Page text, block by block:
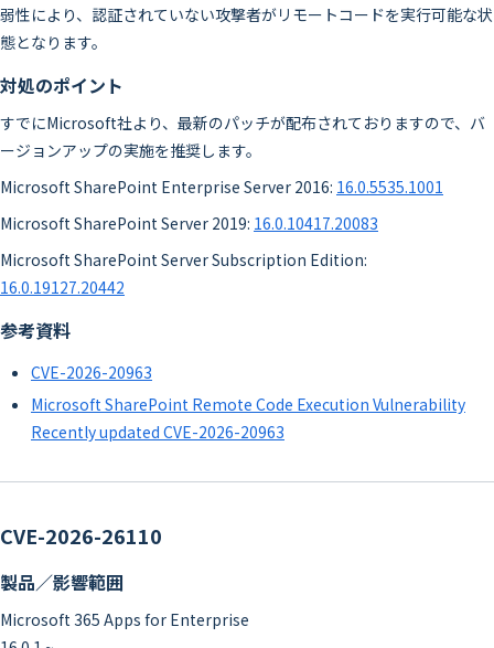
弱性により、認証されていない攻撃者がリモートコードを実行可能な状
態となります。
対処のポイント
すでにMicrosoft社より、最新のパッチが配布されておりますので、バ
ージョンアップの実施を推奨します。
Microsoft SharePoint Enterprise Server 2016: 16.0.5535.1001
Microsoft SharePoint Server 2019: 16.0.10417.20083
Microsoft SharePoint Server Subscription Edition:
16.0.19127.20442
参考資料
CVE-2026-20963
Microsoft SharePoint Remote Code Execution Vulnerability
Recently updated CVE-2026-20963
CVE-2026-26110
製品／影響範囲
Microsoft 365 Apps for Enterprise